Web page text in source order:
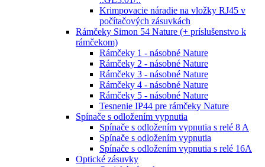
Krimpovacie náradie na vložky RJ45 v
počítačových zásuvkách
Rámčeky Simon 54 Nature (+ príslušenstvo k
rámčekom)
Rámčeky 1 - násobné Nature
Rámčeky 2 - násobné Nature
Rámčeky 3 - násobné Nature
Rámčeky 4 - násobné Nature
Rámčeky 5 - násobné Nature
Tesnenie IP44 pre rámčeky Nature
Spínače s odložením vypnutia
Spínače s odložením vypnutia s relé 8 A
Spínače s odložením vypnutia
Spínače s odložením vypnutia s relé 16A
Optické zásuvky